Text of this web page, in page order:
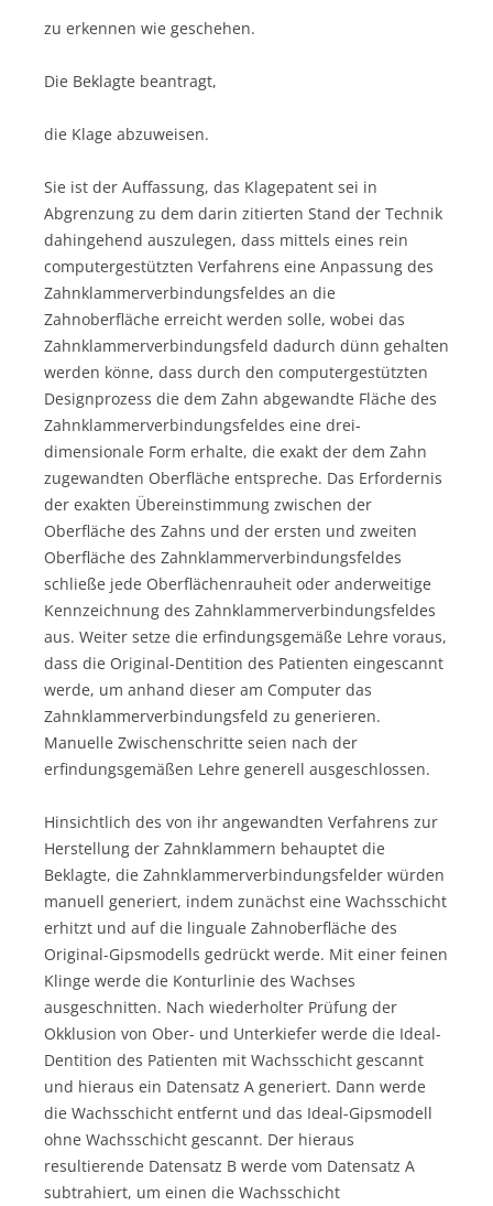
zu erkennen wie geschehen.
Die Beklagte beantragt,
die Klage abzuweisen.
Sie ist der Auffassung, das Klagepatent sei in
Abgrenzung zu dem darin zitierten Stand der Technik
dahingehend auszulegen, dass mittels eines rein
computergestützten Verfahrens eine Anpassung des
Zahnklammerverbindungsfeldes an die
Zahnoberfläche erreicht werden solle, wobei das
Zahnklammerverbindungsfeld dadurch dünn gehalten
werden könne, dass durch den computergestützten
Designprozess die dem Zahn abgewandte Fläche des
Zahnklammerverbindungsfeldes eine drei-
dimensionale Form erhalte, die exakt der dem Zahn
zugewandten Oberfläche entspreche. Das Erfordernis
der exakten Übereinstimmung zwischen der
Oberfläche des Zahns und der ersten und zweiten
Oberfläche des Zahnklammerverbindungsfeldes
schließe jede Oberflächenrauheit oder anderweitige
Kennzeichnung des Zahnklammerverbindungsfeldes
aus. Weiter setze die erfindungsgemäße Lehre voraus,
dass die Original-Dentition des Patienten eingescannt
werde, um anhand dieser am Computer das
Zahnklammerverbindungsfeld zu generieren.
Manuelle Zwischenschritte seien nach der
erfindungsgemäßen Lehre generell ausgeschlossen.
Hinsichtlich des von ihr angewandten Verfahrens zur
Herstellung der Zahnklammern behauptet die
Beklagte, die Zahnklammerverbindungsfelder würden
manuell generiert, indem zunächst eine Wachsschicht
erhitzt und auf die linguale Zahnoberfläche des
Original-Gipsmodells gedrückt werde. Mit einer feinen
Klinge werde die Konturlinie des Wachses
ausgeschnitten. Nach wiederholter Prüfung der
Okklusion von Ober- und Unterkiefer werde die Ideal-
Dentition des Patienten mit Wachsschicht gescannt
und hieraus ein Datensatz A generiert. Dann werde
die Wachsschicht entfernt und das Ideal-Gipsmodell
ohne Wachsschicht gescannt. Der hieraus
resultierende Datensatz B werde vom Datensatz A
subtrahiert, um einen die Wachsschicht